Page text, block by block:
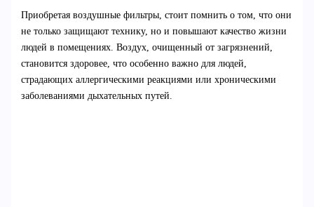
Приобретая воздушные фильтры, стоит помнить о том, что они
не только защищают технику, но и повышают качество жизни
людей в помещениях. Воздух, очищенный от загрязнений,
становится здоровее, что особенно важно для людей,
страдающих аллергическими реакциями или хроническими
заболеваниями дыхательных путей.